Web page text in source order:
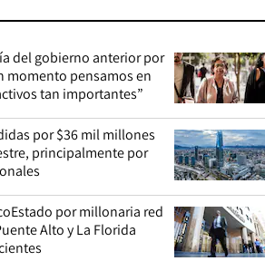
del gobierno anterior por
momento pensamos en
tan importantes”
por $36 mil millones
principalmente por
por millonaria red
Alto y La Florida